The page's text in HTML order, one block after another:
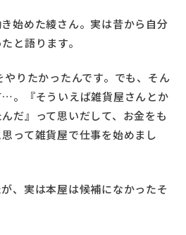
始めた綾さん。実は昔から自分
と語ります。
やりたかったんです。でも、そん
。『そういえば雑貨屋さんとか
だ』って思いだして、お金をも
って雑貨屋で仕事を始めまし
、実は本屋は候補になかったそ